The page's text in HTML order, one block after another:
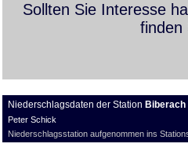
Sollten Sie Interesse
finden
Niederschlagsdaten der Station Biberach
Peter Schick
Niederschlagsstation aufgenommen ins